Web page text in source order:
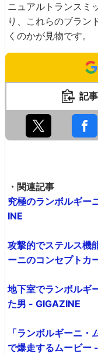
ニュアルトランスミ
り、これらのブラン
くのかが見物です。
記
・関連記事
究極のランボルギー
INE
攻撃的でステルス機
ーニのコンセプトカ
地下室でランボルギ
た男 - GIGAZINE
「ランボルギーニ
で爆走するムービー